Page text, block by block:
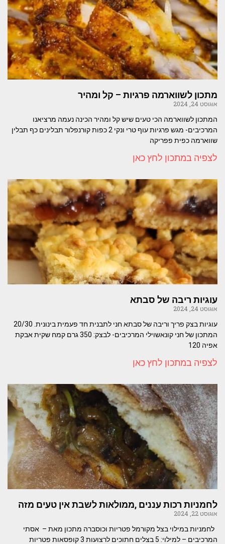
מתכון לשווארמה פרגיות – קל ומהיר
אוגוסט 24, 2024
המתכון לשווארמה הכי טעים שיש קל ומהיר הכינה נעמה מרציאנו
המרכיבים- מגש פרגיות עוף טרי ונקי 2 כפות קורנפלור תבלינים כף תבלין
שווארמה כפית פפריקה
לצפיה במתכון לחץ כאן
עוגיות ריבה של סבתא
אוגוסט 24, 2024
עוגיות בצק פריך וריבה של סבתא חני לתבנית חד פעמית בינונית. 20/30
המתכון של חני קונאשוילי המרכיבים- לבצק: 350 גרם קמח שקית אבקת
אפיה 120
לצפיה במתכון לחץ כאן
לחמניות רכות עננים ,ממולאות לשבת אין טעים מזה
אוגוסט 22, 2024
לחמניות במילוי בצל מקורמל פטריות וכוסברה מתכון מאת – אסתי
המרכיבים – למילוי: 5 בצלים חתוכים לרצועות 3 קופסאות פטריות